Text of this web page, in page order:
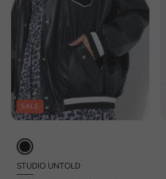
SALE
STUDIO UNTOLD